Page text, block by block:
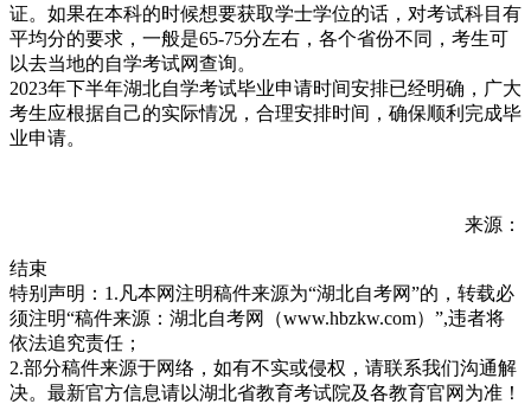
证。如果在本科的时候想要获取学士学位的话，对考试科目有
平均分的要求，一般是65-75分左右，各个省份不同，考生可
以去当地的自学考试网查询。
2023年下半年湖北自学考试毕业申请时间安排已经明确，广大
考生应根据自己的实际情况，合理安排时间，确保顺利完成毕
业申请。
来源：
结束
特别声明：1.凡本网注明稿件来源为“湖北自考网”的，转载必
须注明“稿件来源：湖北自考网（www.hbzkw.com）”,违者将
依法追究责任；
2.部分稿件来源于网络，如有不实或侵权，请联系我们沟通解
决。最新官方信息请以湖北省教育考试院及各教育官网为准！